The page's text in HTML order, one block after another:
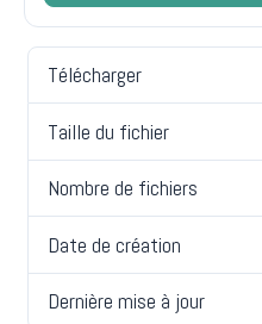
Télécharger
Taille du fichier
Nombre de fichiers
Date de création
Dernière mise à jour